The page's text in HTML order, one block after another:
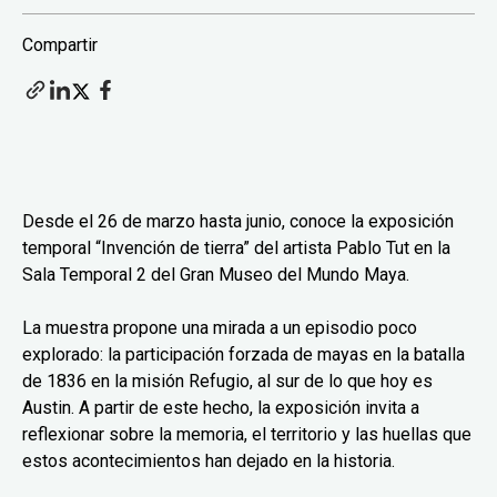
Compartir
Desde el 26 de marzo hasta junio, conoce la exposición
temporal “Invención de tierra” del artista Pablo Tut en la
Sala Temporal 2 del Gran Museo del Mundo Maya.
La muestra propone una mirada a un episodio poco
explorado: la participación forzada de mayas en la batalla
de 1836 en la misión Refugio, al sur de lo que hoy es
Austin. A partir de este hecho, la exposición invita a
reflexionar sobre la memoria, el territorio y las huellas que
estos acontecimientos han dejado en la historia.